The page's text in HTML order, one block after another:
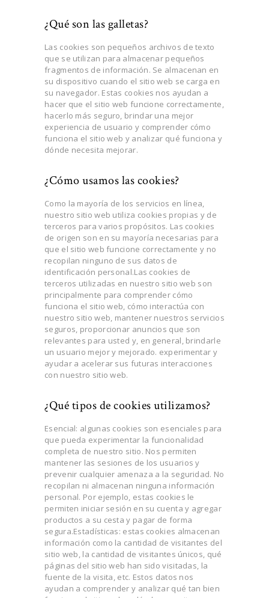
¿Qué son las galletas?
Las cookies son pequeños archivos de texto
que se utilizan para almacenar pequeños
fragmentos de información. Se almacenan en
su dispositivo cuando el sitio web se carga en
su navegador. Estas cookies nos ayudan a
hacer que el sitio web funcione correctamente,
hacerlo más seguro, brindar una mejor
experiencia de usuario y comprender cómo
funciona el sitio web y analizar qué funciona y
dónde necesita mejorar.
¿Cómo usamos las cookies?
Como la mayoría de los servicios en línea,
nuestro sitio web utiliza cookies propias y de
terceros para varios propósitos. Las cookies
de origen son en su mayoría necesarias para
que el sitio web funcione correctamente y no
recopilan ninguno de sus datos de
identificación personal.Las cookies de
terceros utilizadas en nuestro sitio web son
principalmente para comprender cómo
funciona el sitio web, cómo interactúa con
nuestro sitio web, mantener nuestros servicios
seguros, proporcionar anuncios que son
relevantes para usted y, en general, brindarle
un usuario mejor y mejorado. experimentar y
ayudar a acelerar sus futuras interacciones
con nuestro sitio web.
¿Qué tipos de cookies utilizamos?
Esencial: algunas cookies son esenciales para
que pueda experimentar la funcionalidad
completa de nuestro sitio. Nos permiten
mantener las sesiones de los usuarios y
prevenir cualquier amenaza a la seguridad. No
recopilan ni almacenan ninguna información
personal. Por ejemplo, estas cookies le
permiten iniciar sesión en su cuenta y agregar
productos a su cesta y pagar de forma
segura.Estadísticas: estas cookies almacenan
información como la cantidad de visitantes del
sitio web, la cantidad de visitantes únicos, qué
páginas del sitio web han sido visitadas, la
fuente de la visita, etc. Estos datos nos
ayudan a comprender y analizar qué tan bien